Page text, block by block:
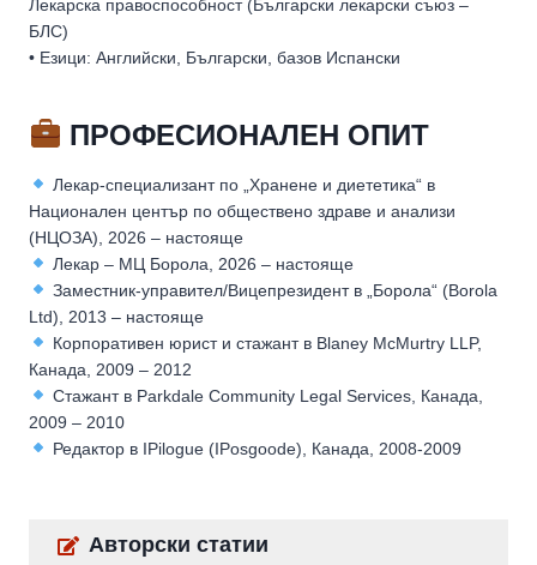
Лекарска правоспособност (Български лекарски съюз –
БЛС)
• Езици: Английски, Български, базов Испански
ПРОФЕСИОНАЛЕН ОПИТ
Лекар-специализант по „Хранене и диететика“ в
Национален център по обществено здраве и анализи
(НЦОЗА), 2026 – настояще
Лекар – МЦ Борола, 2026 – настояще
Заместник-управител/Вицепрезидент в „Борола“ (Borola
Ltd), 2013 – настояще
Корпоративен юрист и стажант в Blaney McMurtry LLP,
Канада, 2009 – 2012
Стажант в Parkdale Community Legal Services, Канада,
2009 – 2010
Редактор в IPilogue (IPosgoode), Канада, 2008-2009
Авторски статии